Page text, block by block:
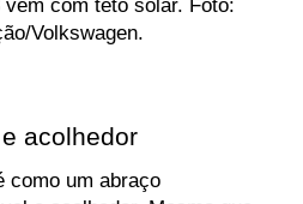
Volkswagen.
acolhedor
como um abraço